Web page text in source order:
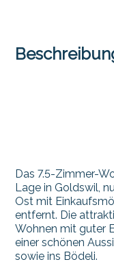
Das 7.5-Zimmer-
Lage in Goldswil,
Ost mit
entfernt. Die
Wohnen mit guter
einer schönen
sowie ins Bödeli.